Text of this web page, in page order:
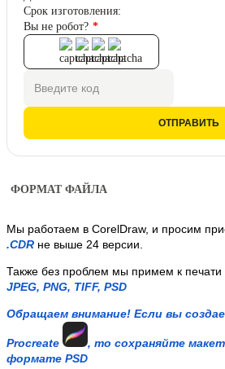
Срок изготовления:
Вы не робот?
ОТПРАВИТЬ
ФОРМАТ ФАЙЛА
.CDR не выше 24 версии.
Также без проблем мы примем к
JPEG, PNG, TIFF, PSD
Обращаем внимание! Если вы
Procreate
, то сохраняйте
формате PSD